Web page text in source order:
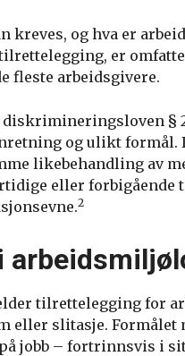
kreves, og hva er
er
fleste arbeidsgivere.
§
og ulikt formål.
likebehandling av
eller forbigående
2
tilrettelegging for
eller slitasje.
jobb – fortrinnsvis i